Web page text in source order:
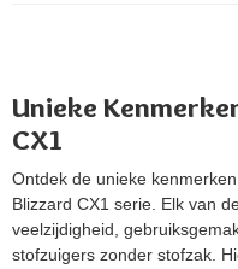
Unieke
CX1
Ontdek de unieke
Blizzard CX1 serie. Elk van
veelzijdigheid,
stofzuigers zonder stofzak.